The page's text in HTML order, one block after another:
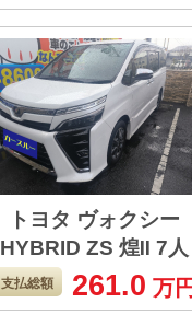
トヨタ ヴォクシー
HYBRID ZS 煌Ⅱ 7人
支払総額 261.0 万